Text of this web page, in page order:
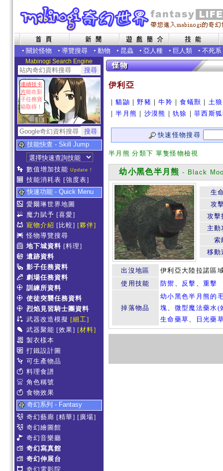
• 關於怪物 • 導覽搜尋 • 動物 • 昆蟲 • 亞人種 • 巨人類 • 不死系
Mabinogi Search Engine
連續技卡
片能在影
子任務寶
箱取得！
技能快查 - Skill Jump
數值增加技能 Update !
技能消耗表 [強度表]
快速功能 - Quick Menu
愛爾琳世界地圖
魔力賦予 [喜愛]
寵物介紹 [比較] [夥伴]
怪物導覽搜尋
地下城資料 [料理]
遺跡資料
影子任務資料
劇場任務資料
訓練所資料
使徒突襲任務資料
烈焰見習騎士團資料
武器改造模擬 [細工]
武器聚能 [效果] [材料]
製衣樣本
打鐵設計圖
可生產物品
料理食譜
角色稱號
食物效果
奇幻系列 - Fantasy
奇幻藝廊 [精華] [廣場]
奇幻繪圖館
奇幻音樂廳
奇幻寫真館
奇幻伸展台
奇幻電影院
伊利亞
｜貓鼬 ｜野豬 ｜牛羚 ｜食蟻獸 ｜ 土狼
｜半月熊 ｜ 沙漠熊 ｜犰狳 ｜菲西斯
快速怪物搜尋
半月熊 分類下 單隻怪物檢視
幼小黑色半月熊 - Black
生
攻
攻擊
主動
索
移動
出沒地區
伊利亞大陸拉諾區
使用技能
防禦 、 反擊 、重擊
掉落物品
幼小黑色半月熊的
塊、 微型魔法藥水(
生命藥草、 日光藥